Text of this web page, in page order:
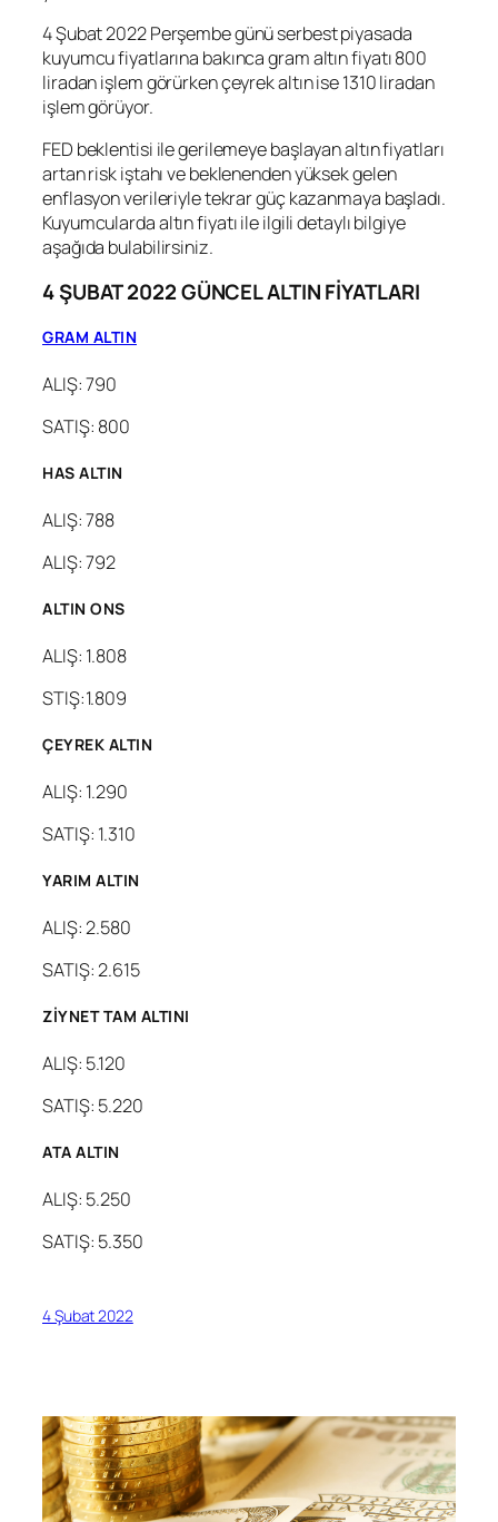
4 Şubat 2022 Perşembe günü serbest piyasada
kuyumcu fiyatlarına bakınca gram altın fiyatı 800
liradan işlem görürken çeyrek altın ise 1310 liradan
işlem görüyor.
FED beklentisi ile gerilemeye başlayan altın fiyatları
artan risk iştahı ve beklenenden yüksek gelen
enflasyon verileriyle tekrar güç kazanmaya başladı.
Kuyumcularda altın fiyatı ile ilgili detaylı bilgiye
aşağıda bulabilirsiniz.
4 ŞUBAT 2022 GÜNCEL ALTIN FİYATLARI
GRAM ALTIN
ALIŞ: 790
SATIŞ: 800
HAS ALTIN
ALIŞ: 788
ALIŞ: 792
ALTIN ONS
ALIŞ: 1.808
STIŞ:1.809
ÇEYREK ALTIN
ALIŞ: 1.290
SATIŞ: 1.310
YARIM ALTIN
ALIŞ: 2.580
SATIŞ: 2.615
ZİYNET TAM ALTINI
ALIŞ: 5.120
SATIŞ: 5.220
ATA ALTIN
ALIŞ: 5.250
SATIŞ: 5.350
4 Şubat 2022